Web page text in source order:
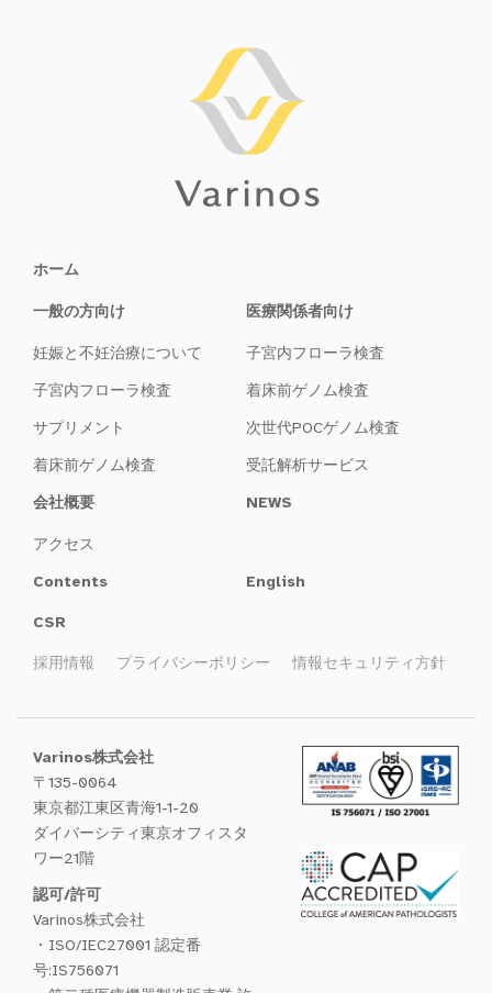
ホーム
一般の方向け
妊娠と不妊治療について
子宮内フローラ検査
サプリメント
着床前ゲノム検査
医療関係者向け
子宮内フローラ検査
着床前ゲノム検査
次世代POCゲノム検査
受託解析サービス
会社概要
アクセス
NEWS
Contents English
CSR
採用情報 プライバシーポリシー 情報セキュリティ方針
Varinos株式会社
〒135-0064
東京都江東区青海1-1-20
ダイバーシティ東京オフィスタ
ワー21階
認可/許可
Varinos株式会社
・ISO/IEC27001 認定番
号:IS756071